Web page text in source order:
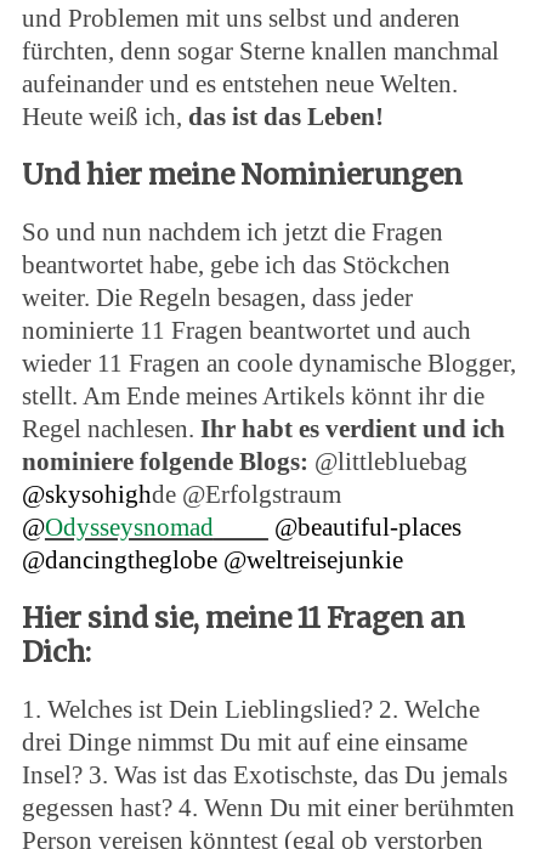
und Problemen mit uns selbst und anderen
fürchten, denn sogar Sterne knallen manchmal
aufeinander und es entstehen neue Welten.
Heute weiß ich, das ist das Leben!
Und hier meine Nominierungen
So und nun nachdem ich jetzt die Fragen
beantwortet habe, gebe ich das Stöckchen
weiter. Die Regeln besagen, dass jeder
nominierte 11 Fragen beantwortet und auch
wieder 11 Fragen an coole dynamische Blogger,
stellt. Am Ende meines Artikels könnt ihr die
Regel nachlesen. Ihr habt es verdient und ich
nominiere folgende Blogs: @littlebluebag
@skysohighde @Erfolgstraum
@Odysseysnomad
@beautiful-places
@dancingtheglobe @weltreisejunkie
Hier sind sie, meine 11 Fragen an
Dich:
1. Welches ist Dein Lieblingslied? 2. Welche
drei Dinge nimmst Du mit auf eine einsame
Insel? 3. Was ist das Exotischste, das Du jemals
gegessen hast? 4. Wenn Du mit einer berühmten
Person vereisen könntest (egal ob verstorben